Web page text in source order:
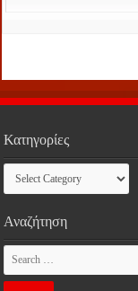
Κατηγορίες
Κατηγορίες
Αναζήτηση